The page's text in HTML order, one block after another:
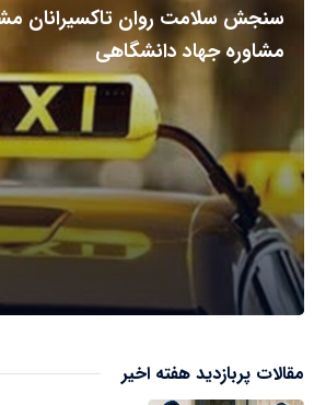
سنجش سلامت روان تاکسیرانان
مشاوره جهاد دانشگاهی
مقالات پربازدید هفته اخیر